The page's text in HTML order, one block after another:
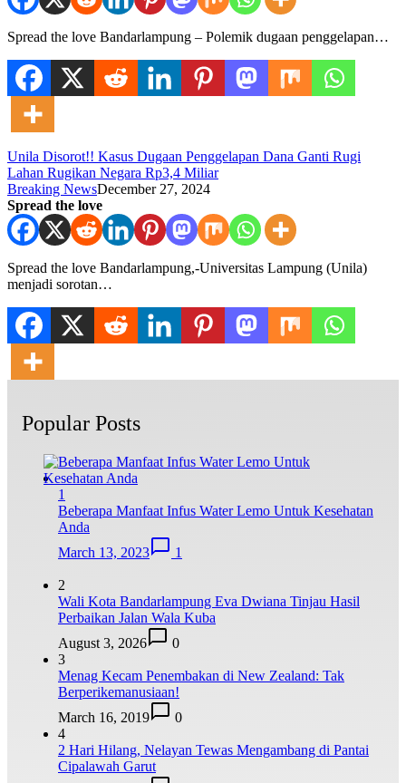
Spread the love Bandarlampung – Polemik dugaan penggelapan…
Unila Disorot!! Kasus Dugaan Penggelapan Dana Ganti Rugi
Lahan Rugikan Negara Rp3,4 Miliar
Breaking NewsDecember 27, 2024
Spread the love
Spread the love Bandarlampung,-Universitas Lampung (Unila)
menjadi sorotan…
Popular Posts
1
Beberapa Manfaat Infus Water Lemo Untuk Kesehatan
Anda
March 13, 2023
1
2
Wali Kota Bandarlampung Eva Dwiana Tinjau Hasil
Perbaikan Jalan Wala Kuba
August 3, 2026
0
3
Menag Kecam Penembakan di New Zealand: Tak
Berperikemanusiaan!
March 16, 2019
0
4
2 Hari Hilang, Nelayan Tewas Mengambang di Pantai
Cipalawah Garut